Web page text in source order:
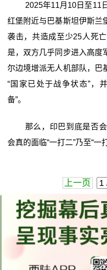
2025年11月10日至11
红堡附近与巴基斯坦伊斯兰
袭击，共造成至少25人死
是，双方几乎同步进入高
尔边境增派无人机部队，巴
“国家已处于战争状态”，
备”。
那么，印巴到底是否
会真的面临“一打二”乃至“一
上一页